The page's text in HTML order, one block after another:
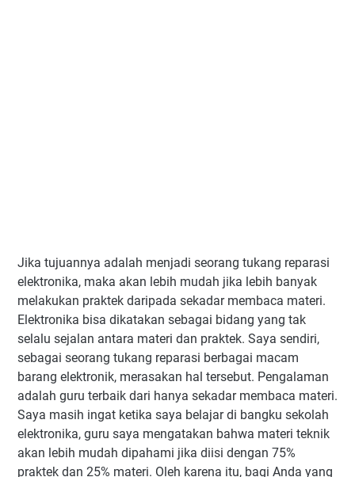
Jika tujuannya adalah menjadi seorang tukang reparasi
elektronika, maka akan lebih mudah jika lebih banyak
melakukan praktek daripada sekadar membaca materi.
Elektronika bisa dikatakan sebagai bidang yang tak
selalu sejalan antara materi dan praktek. Saya sendiri,
sebagai seorang tukang reparasi berbagai macam
barang elektronik, merasakan hal tersebut. Pengalaman
adalah guru terbaik dari hanya sekadar membaca materi.
Saya masih ingat ketika saya belajar di bangku sekolah
elektronika, guru saya mengatakan bahwa materi teknik
akan lebih mudah dipahami jika diisi dengan 75%
praktek dan 25% materi. Oleh karena itu, bagi Anda yang